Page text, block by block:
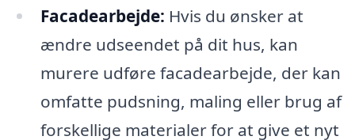
Facadearbejde: Hvis du ønsker at
ændre udseendet på dit hus, kan
murere udføre facadearbejde, der kan
omfatte pudsning, maling eller brug af
forskellige materialer for at give et nyt